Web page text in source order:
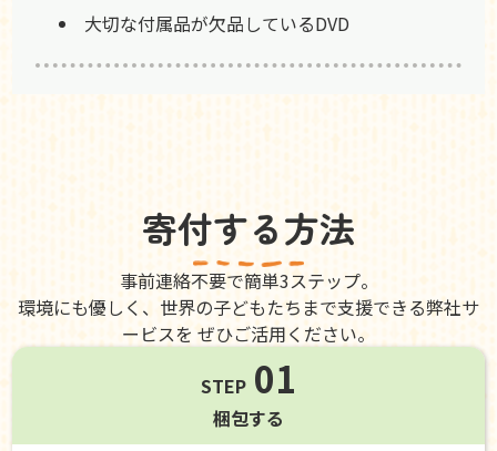
大切な付属品が欠品しているDVD
寄付する方法
事前連絡不要で簡単3ステップ。
環境にも優しく、世界の子どもたちまで支援できる弊社サ
ービスを ぜひご活用ください。
STEP 01
梱包する